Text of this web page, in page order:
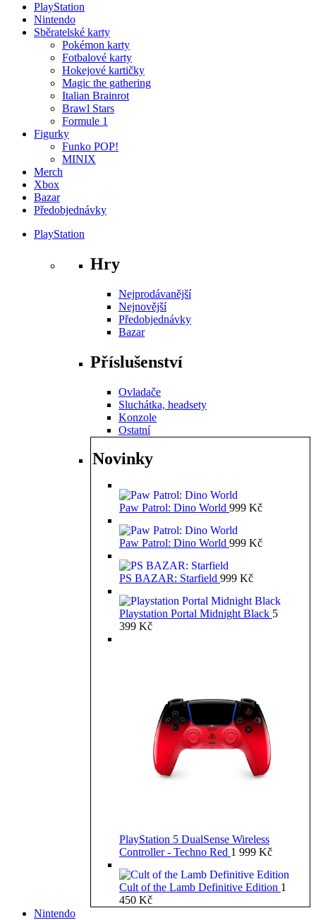
PlayStation
Nintendo
Sběratelské karty
Pokémon karty
Fotbalové karty
Hokejové kartičky
Magic the gathering
Italian Brainrot
Brawl Stars
Formule 1
Figurky
Funko POP!
MINIX
Merch
Xbox
Bazar
Předobjednávky
PlayStation
Hry
Nejprodávanější
Nejnovější
Předobjednávky
Bazar
Příslušenství
Ovladače
Sluchátka, headsety
Konzole
Ostatní
Novinky
Paw Patrol: Dino World 999 Kč
Paw Patrol: Dino World 999 Kč
PS BAZAR: Starfield 999 Kč
Playstation Portal Midnight Black 5
399 Kč
PlayStation 5 DualSense Wireless
Controller - Techno Red 1 999 Kč
Cult of the Lamb Definitive Edition 1
450 Kč
Nintendo